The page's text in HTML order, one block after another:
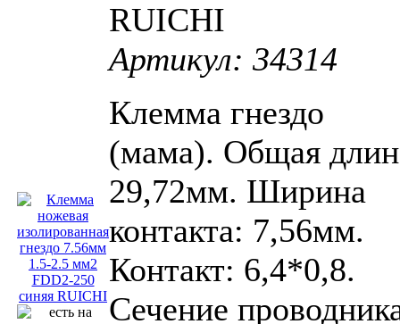
RUICHI
Артикул: 34314
Клемма гнездо
(мама). Общая
29,72мм. Ширина
контакта: 7,56мм.
Контакт: 6,4*0,8.
Сечение